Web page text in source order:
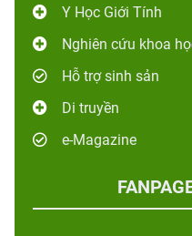
Y Học Giới Tính
Nghiên cứu khoa
Hỗ trợ sinh sản
Di truyền
e-Magazine